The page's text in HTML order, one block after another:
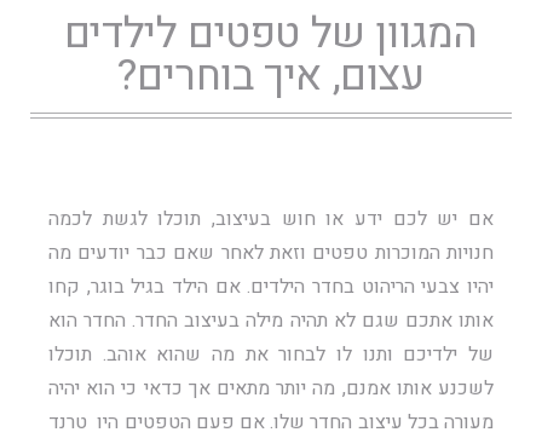
המגוון של טפטים לילדים
עצום, איך בוחרים?
אם יש לכם ידע או חוש בעיצוב, תוכלו לגשת לכמה
חנויות המוכרות טפטים וזאת לאחר שאם כבר יודעים מה
יהיו צבעי הריהוט בחדר הילדים. אם הילד בגיל בוגר, קחו
אותו אתכם שגם לא תהיה מילה בעיצוב החדר. החדר הוא
של ילדיכם ותנו לו לבחור את מה שהוא אוהב. תוכלו
לשכנע אותו אמנם, מה יותר מתאים אך כדאי כי הוא יהיה
מעורה בכל עיצוב החדר שלו. אם פעם הטפטים היו טרנד